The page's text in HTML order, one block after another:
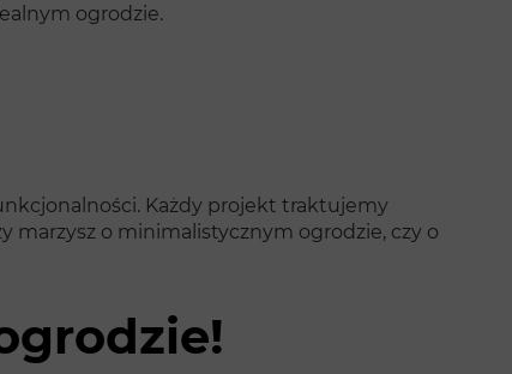
ogrodzie.
Każdy projekt traktujemy
o minimalistycznym ogrodzie, czy o